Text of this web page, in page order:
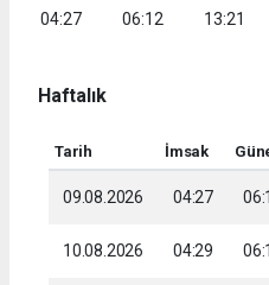
04:27
06:12
13:21
Haftalık
Tarih İmsak
09.08.2026 04:27
10.08.2026 04:29